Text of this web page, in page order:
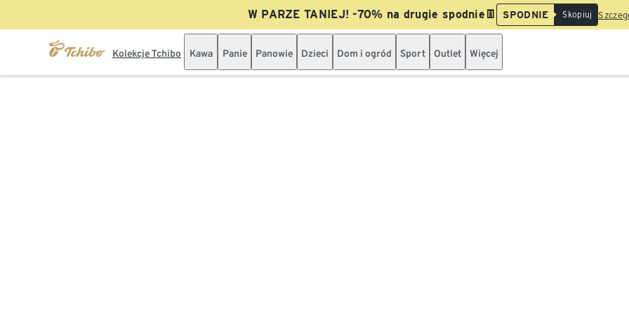
W PARZE TANIEJ! -70% na drugie spodnie👖 SPODNIE Skopiuj
Kolekcje Tchibo Kawa Panie Panowie Dzieci Dom i ogród Sport Outlet Więcej